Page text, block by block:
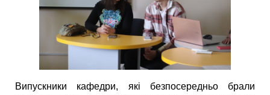
Випускники кафедри, які безпосередньо брали